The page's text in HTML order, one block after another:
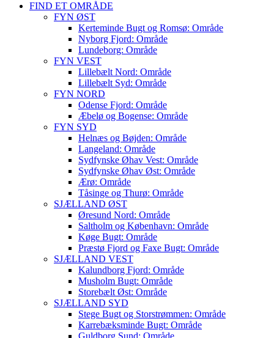
FIND ET OMRÅDE
FYN ØST
Kerteminde Bugt og Romsø: Område
Nyborg Fjord: Område
Lundeborg: Område
FYN VEST
Lillebælt Nord: Område
Lillebælt Syd: Område
FYN NORD
Odense Fjord: Område
Æbelø og Bogense: Område
FYN SYD
Helnæs og Bøjden: Område
Langeland: Område
Sydfynske Øhav Vest: Område
Sydfynske Øhav Øst: Område
Ærø: Område
Tåsinge og Thurø: Område
SJÆLLAND ØST
Øresund Nord: Område
Saltholm og København: Område
Køge Bugt: Område
Præstø Fjord og Faxe Bugt: Område
SJÆLLAND VEST
Kalundborg Fjord: Område
Musholm Bugt: Område
Storebælt Øst: Område
SJÆLLAND SYD
Stege Bugt og Storstrømmen: Område
Karrebæksminde Bugt: Område
Guldborg Sund: Område